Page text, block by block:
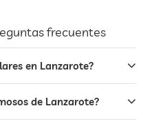
frecuentes
en Lanzarote?
de Lanzarote?